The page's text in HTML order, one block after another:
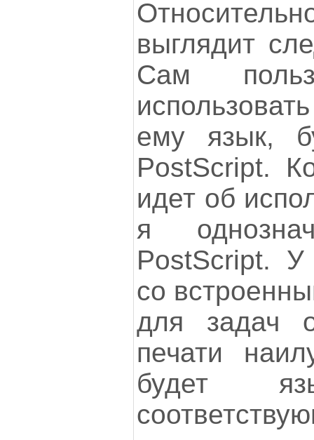
выглядит
Сам
ему язык,
PostScript.
идет об
я
PostScript. У
со
для задач
печати
будет